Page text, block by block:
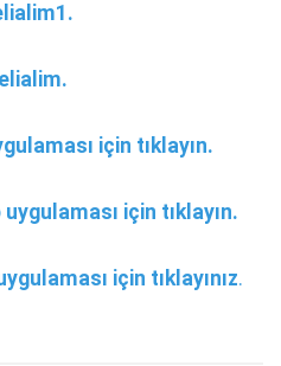
için tıklayın.
uygulaması için tıklayın.
için tıklayınız.